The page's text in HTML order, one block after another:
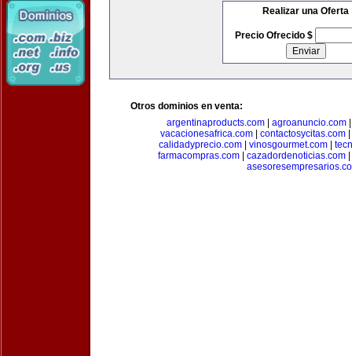
Realizar una Oferta
Precio Ofrecido $
Otros dominios en venta:
argentinaproducts.com| agroanuncio.com
vacacionesafrica.com| contactosycitas.com|
calidadyprecio.com
vinosgourmet.com
farmacompras.com
cazadordenoticias.com